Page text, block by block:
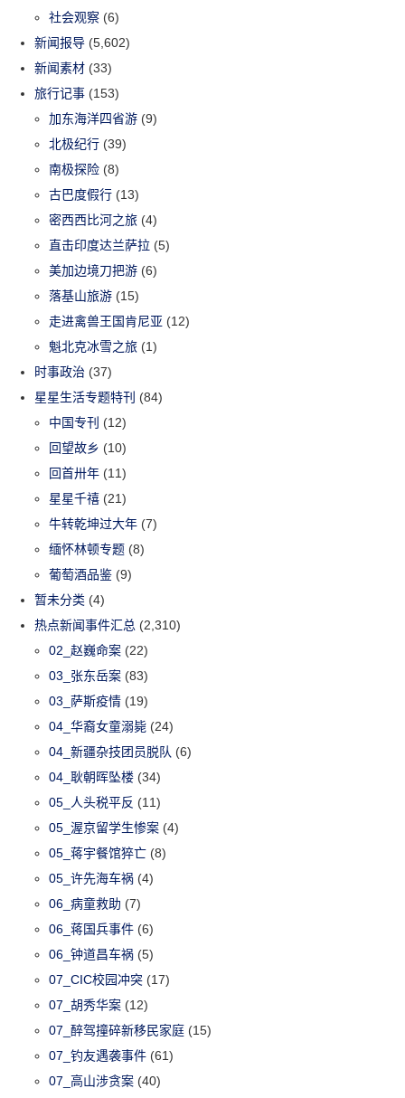
社会观察 (6)
新闻报导 (5,602)
新闻素材 (33)
旅行记事 (153)
加东海洋四省游 (9)
北极纪行 (39)
南极探险 (8)
古巴度假行 (13)
密西西比河之旅 (4)
直击印度达兰萨拉 (5)
美加边境刀把游 (6)
落基山旅游 (15)
走进禽兽王国肯尼亚 (12)
魁北克冰雪之旅 (1)
时事政治 (37)
星星生活专题特刊 (84)
中国专刊 (12)
回望故乡 (10)
回首卅年 (11)
星星千禧 (21)
牛转乾坤过大年 (7)
缅怀林顿专题 (8)
葡萄酒品鉴 (9)
暂未分类 (4)
热点新闻事件汇总 (2,310)
02_赵巍命案 (22)
03_张东岳案 (83)
03_萨斯疫情 (19)
04_华裔女童溺毙 (24)
04_新疆杂技团员脱队 (6)
04_耿朝晖坠楼 (34)
05_人头税平反 (11)
05_渥京留学生惨案 (4)
05_蒋宇餐馆猝亡 (8)
05_许先海车祸 (4)
06_病童救助 (7)
06_蒋国兵事件 (6)
06_钟道昌车祸 (5)
07_CIC校园冲突 (17)
07_胡秀华案 (12)
07_醉驾撞碎新移民家庭 (15)
07_钓友遇袭事件 (61)
07_高山涉贪案 (40)